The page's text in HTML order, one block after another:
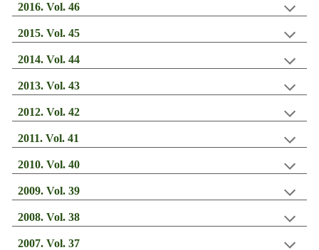
2016. Vol. 46
2015. Vol. 45
2014. Vol. 44
2013. Vol. 43
2012. Vol. 42
2011. Vol. 41
2010. Vol. 40
2009. Vol.39
2008. Vol. 38
2007. Vol. 37